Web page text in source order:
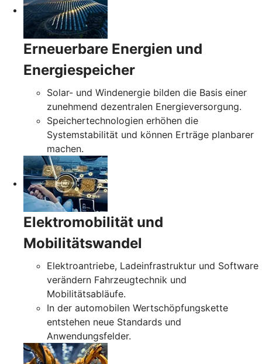
Erneuerbare Energien und
Energiespeicher
Solar- und Windenergie bilden die Basis einer
zunehmend dezentralen Energieversorgung.
Speichertechnologien erhöhen die
Systemstabilität und können Erträge planbarer
machen.
Elektromobilität und
Mobilitätswandel
Elektroantriebe, Ladeinfrastruktur und Software
verändern Fahrzeugtechnik und
Mobilitätsabläufe.
In der automobilen Wertschöpfungskette
entstehen neue Standards und
Anwendungsfelder.